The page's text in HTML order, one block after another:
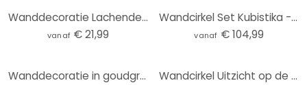
Wanddecoratie Lachende vrouw met oranje bloemen - Hülya - Aluminium dibond - Rond
vanaf € 21,99
Wandcirkel Set Kubistika - Warm Sunset (3-delig)
vanaf € 104,99
Wanddecoratie in goudgroen - Schmucker - Alu-Dibond rond Wandcirkel Uitzicht op de Baltische Zee